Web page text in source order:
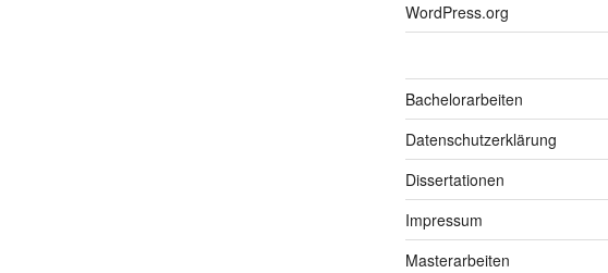
WordPress.org
Bachelorarbeiten
Datenschutzerklärung
Dissertationen
Impressum
Masterarbeiten